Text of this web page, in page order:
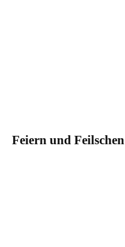
Feiern und Feilschen